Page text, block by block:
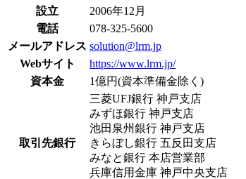
設立
2006年12月
電話
078-325-5600
メールアドレス solution@lrm.jp
Webサイト
https://www.lrm.jp/
資本金
1億円(資本準備金除く)
取引先銀行
三菱UFJ銀行 神戸支店
みずほ銀行 神戸支店
池田泉州銀行 神戸支店
きらぼし銀行 五反田支店
みなと銀行 本店営業部
兵庫信用金庫 神戸中央支店